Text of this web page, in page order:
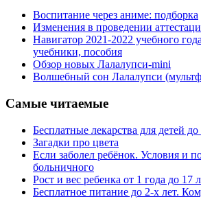
Воспитание через аниме: подборка
Изменения в проведении
Навигатор 2021-2022 учебного
учебники, пособия
Обзор новых Лалалупси-mini
Волшебный сон Лалалупси
Самые читаемые
Бесплатные лекарства для детей до
Загадки про цвета
Если заболел ребёнок. Условия и
больничного
Рост и вес ребенка от 1 года до 17
Бесплатное питание до 2-х лет.